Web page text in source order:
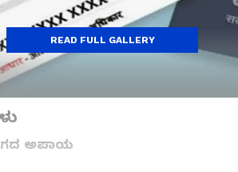
ಅಪಾಯ
READ FULL GALLERY